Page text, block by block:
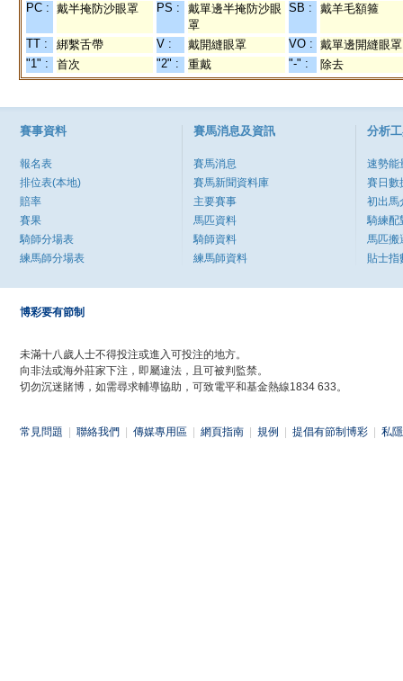
PC : 戴半掩防沙眼罩 PS :
戴單邊半掩防沙眼
罩
SB : 戴羊毛額箍
TT : 綁繫舌帶 V : 戴開縫眼罩 VO : 戴單邊開縫眼罩
"1" :
首次 "2" : 重戴 "-" : 除去
賽事資料
報名表
排位表(本地)
賠率
賽果
騎師分場表
練馬師分場表
賽馬消息及資訊
賽馬消息
賽馬新聞資料庫
主要賽事
馬匹資料
騎師資料
練馬師資料
分析
速勢能
賽日數
初出馬
騎練配
馬匹搬
貼士指
博彩要有節制
未滿十八歲人士不得投注或進入可投注的地方。
向非法或海外莊家下注，即屬違法，且可被判監禁。
切勿沉迷賭博，如需尋求輔導協助，可致電平和基金熱線1834 633。
常見問題 聯絡我們 傳媒專用區 網頁指南 規例 提倡有節制博彩 私